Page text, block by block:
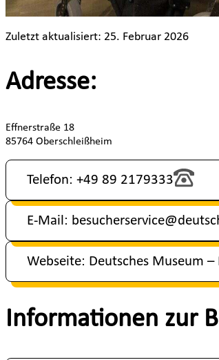
Zuletzt aktualisiert: 25. Februar 2026
Adresse:
Effnerstraße 18
85764 Oberschleißheim
Telefon: +49 89 2179333
E-Mail:
Webseite: Deutsches Museum
Informationen zur